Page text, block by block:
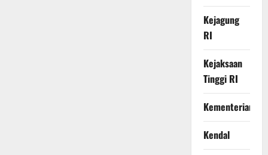
Kejagung
RI
Kejaksaan
Tinggi RI
Kementerian
Kendal